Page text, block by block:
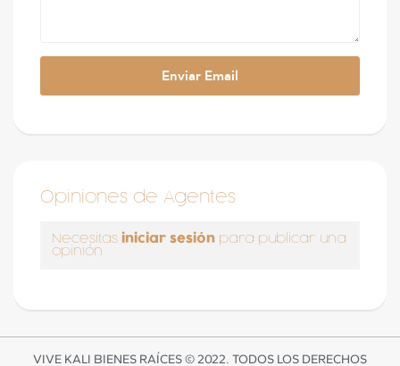
Opiniones de Agentes
Necesitas iniciar sesión para publicar una
opinión
VIVE KALI BIENES RAÍCES © 2022. TODOS LOS DERECHOS